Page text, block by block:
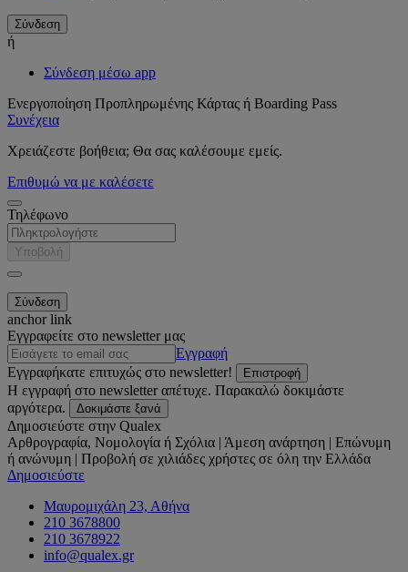
ή
Σύνδεση μέσω app
Ενεργοποίηση Προπληρωμένης Κάρτας ή Boarding Pass
Συνέχεια
Χρειάζεστε βοήθεια; Θα σας καλέσουμε εμείς.
Επιθυμώ να με καλέσετε
Τηλέφωνο
Υποβολή
anchor link
Εγγραφείτε στο newsletter μας
Εγγραφή
Εγγραφήκατε επιτυχώς στο newsletter!
Επιστροφή
Η εγγραφή στο newsletter απέτυχε. Παρακαλώ δοκιμάστε
αργότερα.
Δοκιμάστε ξανά
Δημοσιεύστε στην Qualex
Αρθρογραφία, Νομολογία ή Σχόλια | Άμεση ανάρτηση | Επώνυμη
ή ανώνυμη | Προβολή σε χιλιάδες χρήστες σε όλη την Ελλάδα
Δημοσιεύστε
Μαυρομιχάλη 23, Αθήνα
210 3678800
210 3678922
info@qualex.gr